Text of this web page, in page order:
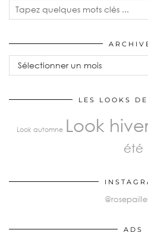
Archives
LES LOOKS
Look automne Look
été
ADS